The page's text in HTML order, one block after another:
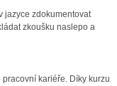
jazyce zdokumentovat
zkoušku naslepo a
kariéře. Díky kurzu